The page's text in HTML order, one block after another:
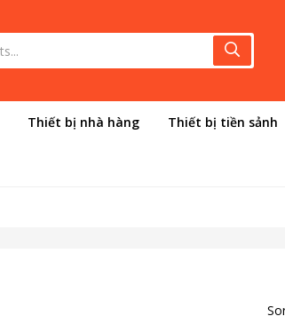
Thiết bị nhà hàng Thiết bị tiền sảnh